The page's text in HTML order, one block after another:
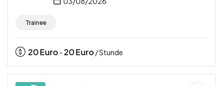
Trainee
20Euro - 20Euro / Stunde